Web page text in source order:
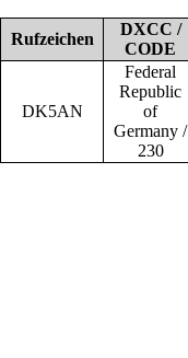
Rufzeichen
DXCC /
CODE
DK5AN
Federal
Republic
of
Germany /
230